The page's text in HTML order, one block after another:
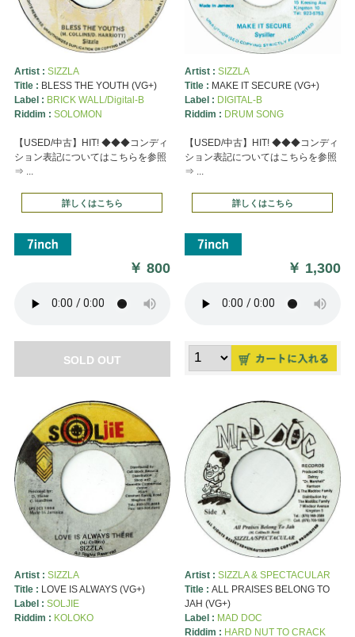
Artist : SIZZLA
Title : BLESS THE YOUTH (VG+)
Label : BRICK WALL/Digital-B
Riddim : SOLOMON
【USED/中古】HIT! ◆◆◆コンディ
ション表記についてはこちらを参照
⇒ ...
詳しくはこちら
￥800
SOLD OUT
Artist : SIZZLA
Title : MAKE IT SECURE (VG+)
Label : DIGITAL-B
Riddim : DRUM SONG
【USED/中古】HIT! ◆◆◆コンディ
ション表記についてはこちらを参照
⇒ ...
詳しくはこちら
￥ 1,300
Artist : SIZZLA
Title : LOVE IS ALWAYS (VG+)
Label : SOLJIE
Riddim : KOLOKO
Artist : SIZZLA & SPECTACULAR
Title : ALL PRAISES BELONG TO
JAH (VG+)
Label : MAD DOC
Riddim : HARD NUT TO CRACK